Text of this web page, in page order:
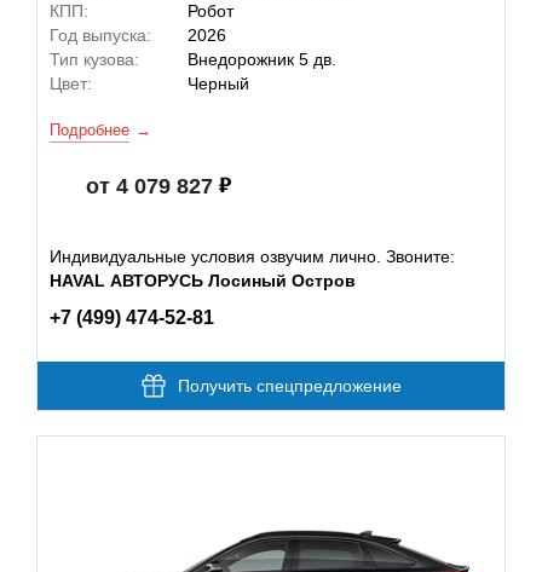
КПП:
Робот
Год выпуска:
2026
Тип кузова:
Внедорожник 5 дв.
Цвет:
Черный
Подробнее
от 4 079 827
Индивидуальные условия озвучим лично. Звоните:
HAVAL АВТОРУСЬ Лосиный Остров
+7 (499) 474-52-81
Получить спецпредложение